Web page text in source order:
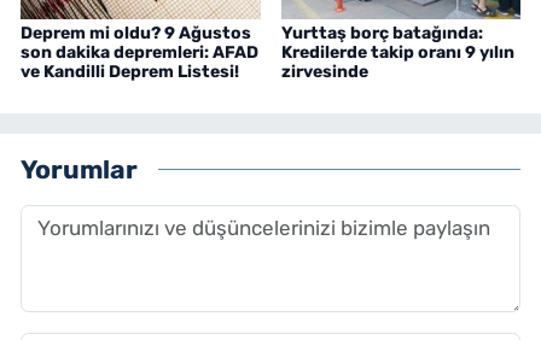
Deprem mi oldu? 9 Ağustos
son dakika depremleri: AFAD
ve Kandilli Deprem Listesi!
Yurttaş borç batağında:
Kredilerde takip oranı 9 yılın
zirvesinde
Yorumlar